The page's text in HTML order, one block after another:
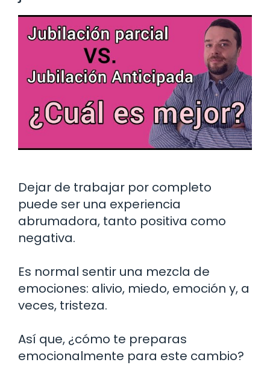
Dejar de trabajar por completo
puede ser una experiencia
abrumadora, tanto positiva como
negativa.
Es normal sentir una mezcla de
emociones: alivio, miedo, emoción y, a
veces, tristeza.
Así que, ¿cómo te preparas
emocionalmente para este cambio?